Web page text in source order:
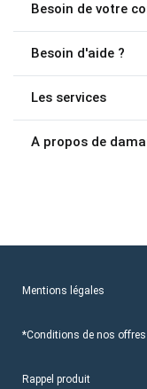
Besoin de votre
Besoin d'aide ?
Les services
A propos de
Mentions légales
*Conditions de nos offres
Rappel produit